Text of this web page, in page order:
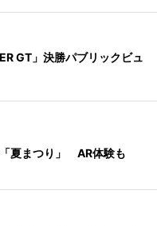
GT」決勝パブリックビュ
夏まつり」 AR体験も